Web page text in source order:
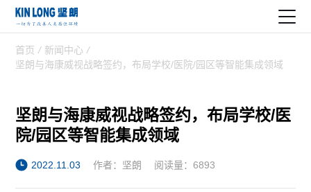
首页 / 新闻中心 /
坚朗与海康威视战略签约，布局学校/医院/园区等智能集成领域
坚朗与海康威视战略签约，布局学校/医
院/园区等智能集成领域
2022.11.03 作者：坚朗 阅读量：6893